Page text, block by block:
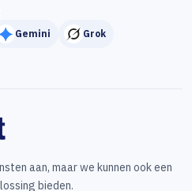
Gemini Grok
aan, maar we kunnen ook een
bieden.